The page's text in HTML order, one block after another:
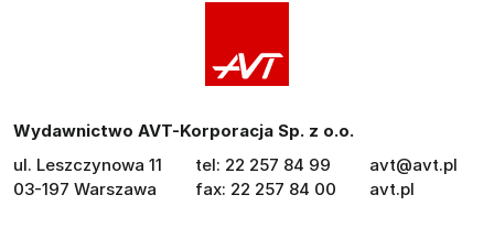
Wydawnictwo AVT-Korporacja Sp. z o.o.
ul. Leszczynowa 11
03-197 Warszawa
tel: 22 257 84 99
fax: 22 257 84 00
avt@avt.pl
avt.pl